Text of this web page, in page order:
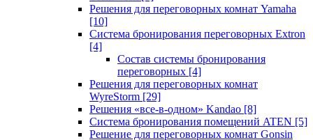
Решения для переговорных комнат Yamaha
[10]
Система бронирования переговорных Extron
[4]
Состав системы бронирования
переговорных [4]
Решения для переговорных комнат
WyreStorm [29]
Решения «все-в-одном» Kandao [8]
Система бронирования помещений ATEN [5]
Решение для переговорных комнат Gonsin